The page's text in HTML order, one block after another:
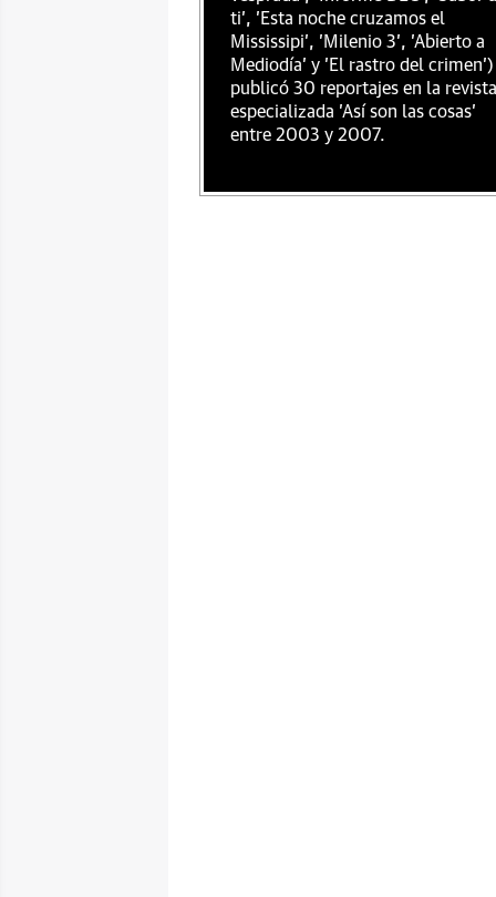
ti', 'Esta noche cruzamos el
Mississipi', 'Milenio 3', 'Abierto a
Mediodía' y 'El rastro del crimen')
publicó 30 reportajes en la revista
especializada 'Así son las cosas'
entre 2003 y 2007.